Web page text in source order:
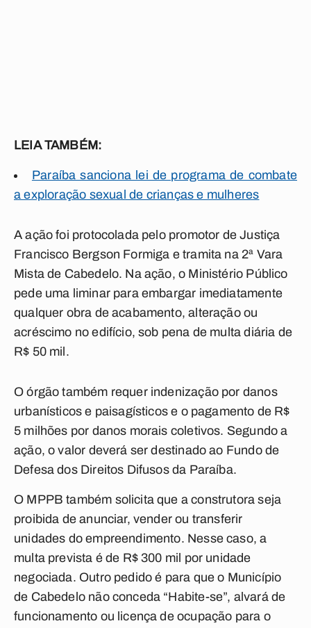
LEIA TAMBÉM:
Paraíba sanciona lei de programa de combate
a exploração sexual de crianças e mulheres
A ação foi protocolada pelo promotor de Justiça
Francisco Bergson Formiga e tramita na 2ª Vara
Mista de Cabedelo. Na ação, o Ministério Público
pede uma liminar para embargar imediatamente
qualquer obra de acabamento, alteração ou
acréscimo no edifício, sob pena de multa diária de
R$ 50 mil.
O órgão também requer indenização por danos
urbanísticos e paisagísticos e o pagamento de R$
5 milhões por danos morais coletivos. Segundo a
ação, o valor deverá ser destinado ao Fundo de
Defesa dos Direitos Difusos da Paraíba.
O MPPB também solicita que a construtora seja
proibida de anunciar, vender ou transferir
unidades do empreendimento. Nesse caso, a
multa prevista é de R$ 300 mil por unidade
negociada. Outro pedido é para que o Município
de Cabedelo não conceda “Habite-se”, alvará de
funcionamento ou licença de ocupação para o